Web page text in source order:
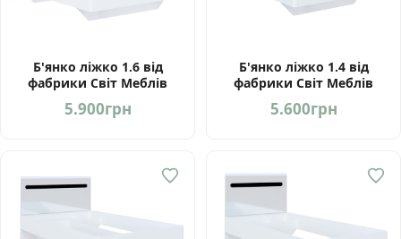
Б'янко ліжко 1.6 від
фабрики Світ Меблів
Україна
5.900грн
Б'янко ліжко 1.4 від
фабрики Світ Меблів
Україна
5.600грн